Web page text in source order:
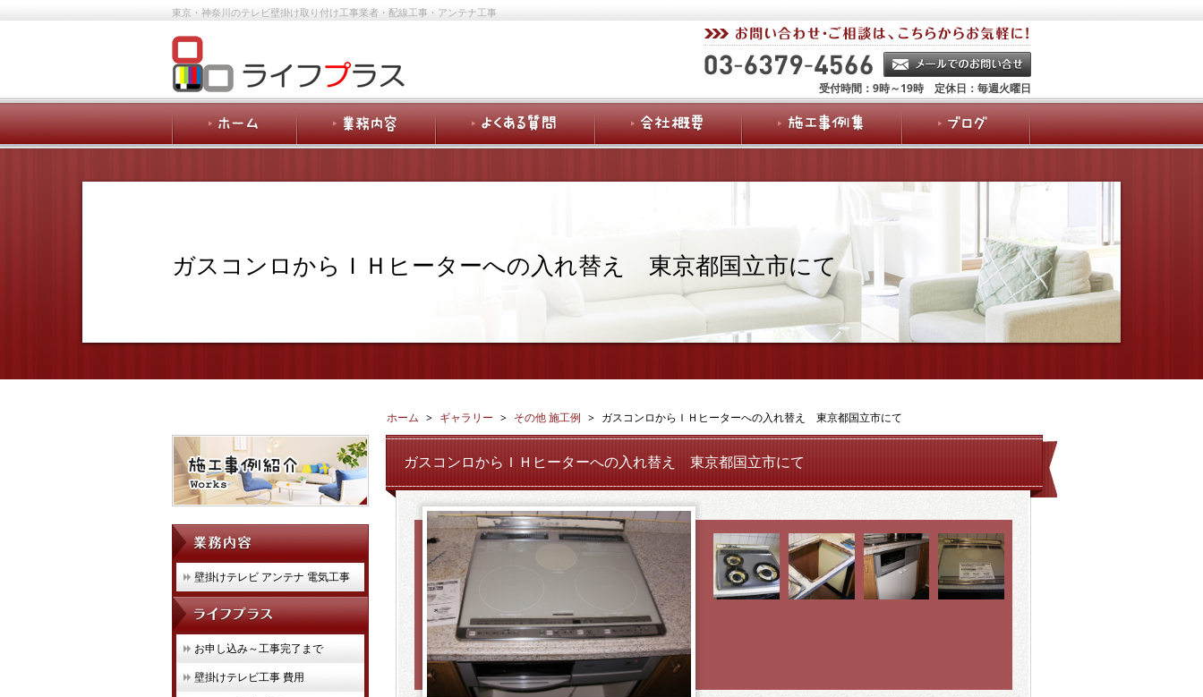
東京・神奈川のテレビ壁掛け取り付け工事業者・配線工事・アンテナ工事
受付時間：9時～19時 定休日：毎週火曜日
ガスコンロからＩＨヒーターへの入れ替え 東京都国立市にて
ホーム ギャラリー その他 施工例 ガスコンロからＩＨヒーターへの入れ替え 東京都国立市にて
ガスコンロからＩＨヒーターへの入れ替え 東京都国立市にて
壁掛けテレビ アンテナ 電気工事
お申し込み～工事完了まで
壁掛けテレビ工事 費用